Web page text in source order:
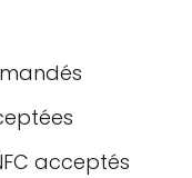
acceptés